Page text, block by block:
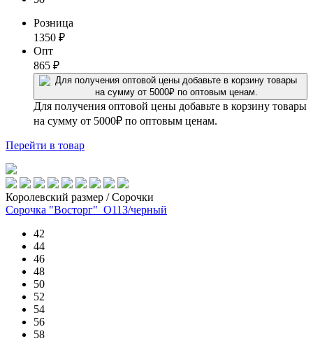
Розница
1350 ₽
Опт
865 ₽
Для получения оптовой цены добавьте в корзину товары
на сумму от 5000₽ по оптовым ценам.
Перейти в товар
Королевский размер / Сорочки
Сорочка "Восторг"_О113/черный
42
44
46
48
50
52
54
56
58